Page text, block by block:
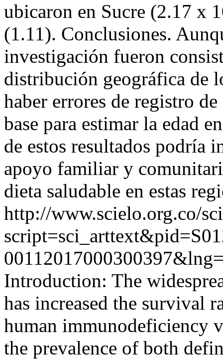
ubicaron en Sucre (2.17 x
(1.11). Conclusiones.
investigación fueron
distribución geográfica de
haber errores de registro
base para estimar la edad
de estos resultados podría
apoyo familiar y
dieta saludable en estas
http://www.scielo.org.co/
Introduction: The
has increased the survival
human immunodeficiency
the prevalence of both